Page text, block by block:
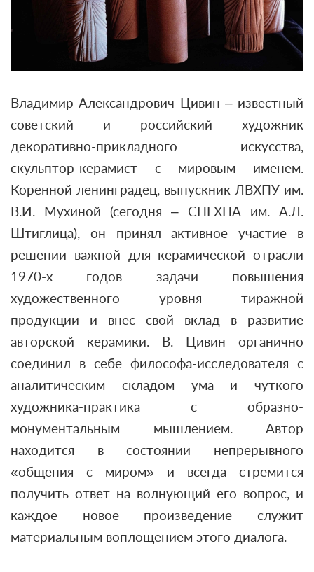
Владимир Александрович Цивин – известный
советский и российский художник
декоративно-прикладного искусства,
скульптор-керамист с мировым именем.
Коренной ленинградец, выпускник ЛВХПУ им.
В.И. Мухиной (сегодня – СПГХПА им. А.Л.
Штиглица), он принял активное участие в
решении важной для керамической отрасли
1970-х годов задачи повышения
художественного уровня тиражной
продукции и внес свой вклад в развитие
авторской керамики. В. Цивин органично
соединил в себе философа-исследователя с
аналитическим складом ума и чуткого
художника-практика с образно-
монументальным мышлением. Автор
находится в состоянии непрерывного
«общения с миром» и всегда стремится
получить ответ на волнующий его вопрос, и
каждое новое произведение служит
материальным воплощением этого диалога.